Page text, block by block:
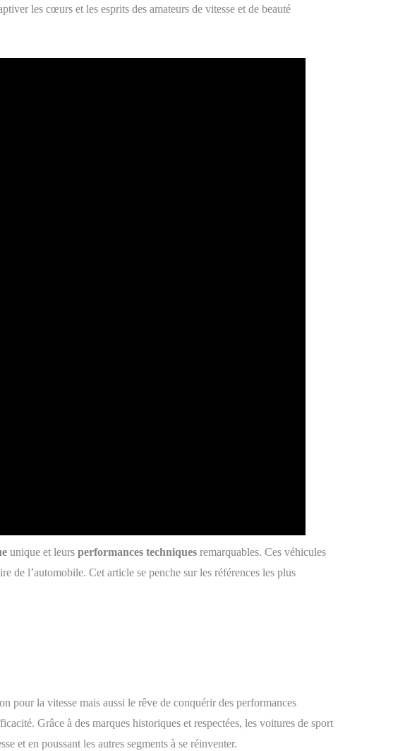
les cœurs et les esprits des amateurs de vitesse et de beauté
unique et leurs performances techniques remarquables. Ces véhicules
de l’automobile. Cet article se penche sur les références les plus
pour la vitesse mais aussi le rêve de conquérir des performances
Grâce à des marques historiques et respectées, les voitures de sport
et en poussant les autres segments à se réinventer.